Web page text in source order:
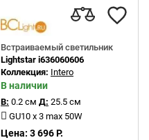
Встраиваемый светильник
Lightstar i636060606
Коллекция: Intero
В наличии
В: 0.2 см Д: 25.5 см
GU10 x 3 max 50W
Цена: 3 696 Р.